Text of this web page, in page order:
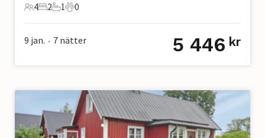
4 Gäster
4
2 Sovrum
2
1 Badrum
1
0 Husdjur
0
9 jan. • 7 nätter 5 446 kr